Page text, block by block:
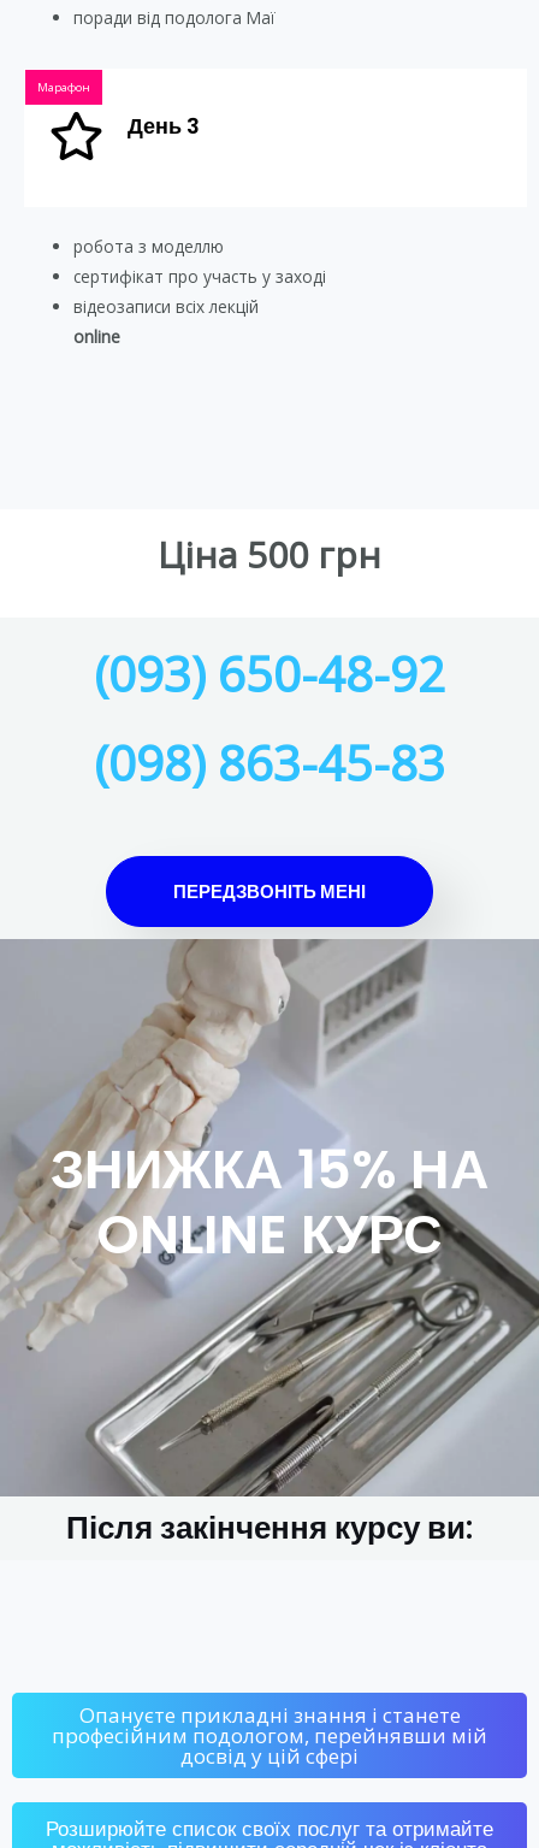
поради від подолога Маї
День 3
Марафон
робота з моделлю
сертифікат про участь у заході
відеозаписи всіх лекцій
online
Ціна 500 грн
(093) 650-48-92
(098) 863-45-83
ПЕРЕДЗВОНІТЬ МЕНІ
ЗНИЖКА 15% НА
ONLINE КУРС
Після закінчення курсу ви:
Опануєте прикладні знання і станете
професійним подологом, перейнявши мій
досвід у цій сфері
Розширюйте список своїх послуг та отримайте